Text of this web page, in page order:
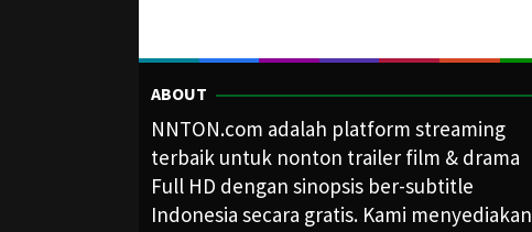
ABOUT
NNTON.com adalah platform streaming
terbaik untuk nonton trailer film & drama
Full HD dengan sinopsis ber-subtitle
Indonesia secara gratis. Kami menyediakan